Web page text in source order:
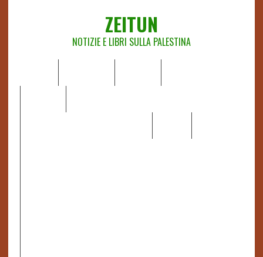
ZEITUN
NOTIZIE E LIBRI SULLA PALESTINA